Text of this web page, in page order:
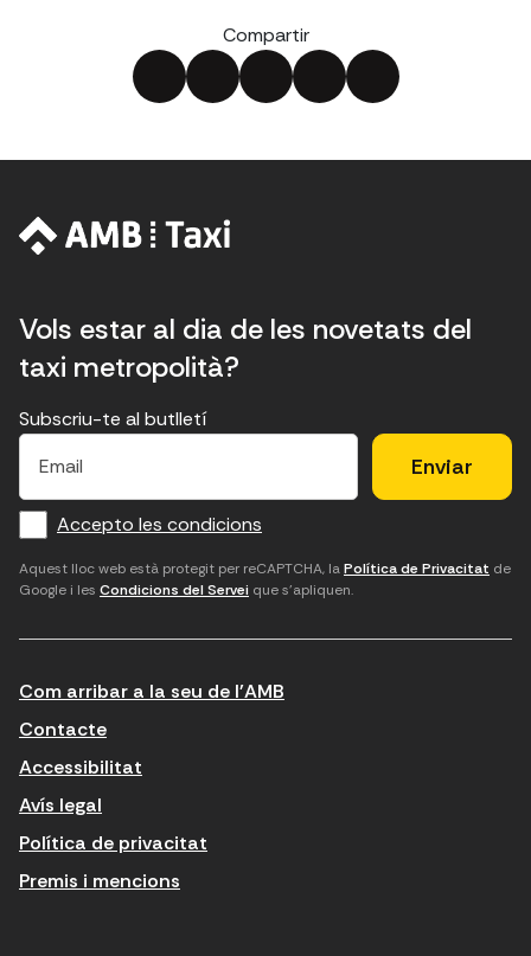
Compartir
Vols estar al dia de les novetats del
taxi metropolità?
E
f
o
r
m
i
n
t
u
E
c
a
m
p
r
r
e
e
H
u
d
'
a
e
p
t
e
×
Subscriu-te al butlletí
E
a
i
Accepto les condicions
Aquest lloc web està protegit per reCAPTCHA, laPolítica de Privacitat de
Google i les Condicions del Servei que s'apliquen.
Com arribar a la seu de l'AMB
Contacte
Accessibilitat
Avís legal
Política de privacitat
Premis i mencions